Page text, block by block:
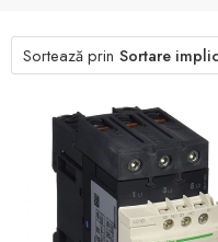
Sortează prin Sortare